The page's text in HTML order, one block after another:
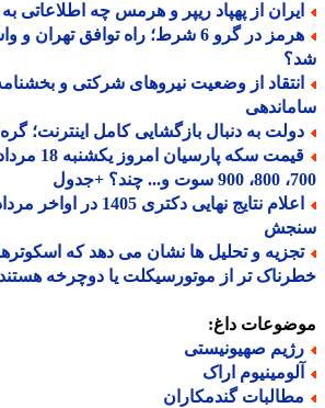
از پهپاد ریپر و هرمس چه اطلاعاتی به
هرمز در گرو 6 شرط؛ راه توافق تهران و
از وضعیت نیروهای شرکتی و بخشنامه
به دنبال بازگشایی کامل اینترنت؛ گره
اعلام نتایج نهایی دکتری 1405
و تحلیل ها نشان می دهد که اسکوترهای
تر از موتورسیکلت یا دوچرخه هستند
داغ:
صهیونیستی
اراک
گندمکاران